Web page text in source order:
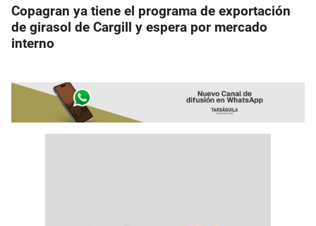
Copagran ya tiene el programa de exportación
de girasol de Cargill y espera por mercado
interno